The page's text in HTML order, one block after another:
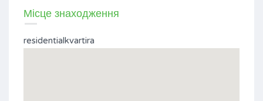
Місце знаходження
residentialkvartira